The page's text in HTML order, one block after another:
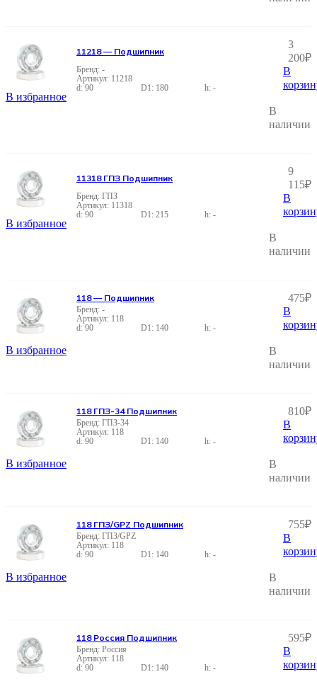
В избранное
11218
90
180 -
-
11218 — Подшипник
3
200₽
В
В
наличии
В избранное
11318
90
215 -
ГПЗ
11318 ГПЗ Подшипник
9
115₽
В
В
наличии
В избранное
118
90
140 -
-
118 — Подшипник 475₽
В
В
наличии
В избранное
118
90
140 -
ГПЗ-34
118 ГПЗ-34 Подшипник 810₽
В
В
наличии
В избранное
118
90
140 -
ГПЗ/GPZ
118 ГПЗ/GPZ Подшипник 755₽
В
В
наличии
118
90
140 -
Россия
118 Россия Подшипник 595₽
В